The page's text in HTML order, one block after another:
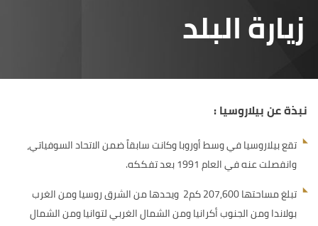
زيارة البلد
نبذة عن بيلاروسيا :
تقع بيلاروسيا في وسط أوروبا وكانت سابقاً ضمن الاتحاد السوفياتي،
وانفصلت عنه في العام 1991 بعد تفككه.
تبلغ مساحتها 207,600 كم2 ويحدها من الشرق روسيا ومن الغرب
بولاندا ومن الجنوب أكرانيا ومن الشمال الغربي لتوانيا ومن الشمال